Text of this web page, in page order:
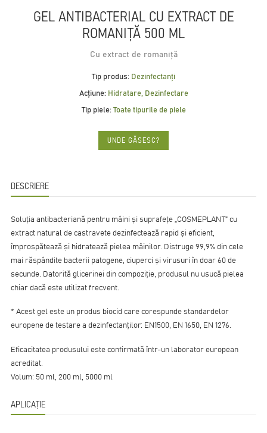
GEL ANTIBACTERIAL CU EXTRACT DE
ROMANIȚĂ 500 ML
Cu extract de romaniță
Tip produs: Dezinfectanți
Acțiune: Hidratare, Dezinfectare
Tip piele: Toate tipurile de piele
UNDE GĂSESC?
DESCRIERE
Soluția antibacteriană pentru mâini și suprafețe „COSMEPLANT” cu
extract natural de castravete dezinfectează rapid și eficient,
împrospătează și hidratează pielea mâinilor. Distruge 99,9% din cele
mai răspândite bacterii patogene, ciuperci și virusuri în doar 60 de
secunde. Datorită glicerinei din compoziție, produsul nu usucă pielea
chiar dacă este utilizat frecvent.
* Acest gel este un produs biocid care corespunde standardelor
europene de testare a dezinfectanților: EN1500, EN 1650, EN 1276.
Eficacitatea produsului este confirmată într-un laborator european
acreditat.
Volum: 50 ml, 200 ml, 5000 ml
APLICAȚIE